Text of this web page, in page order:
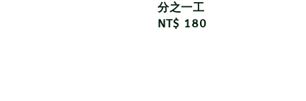
分之一工
Regular
NT$ 180